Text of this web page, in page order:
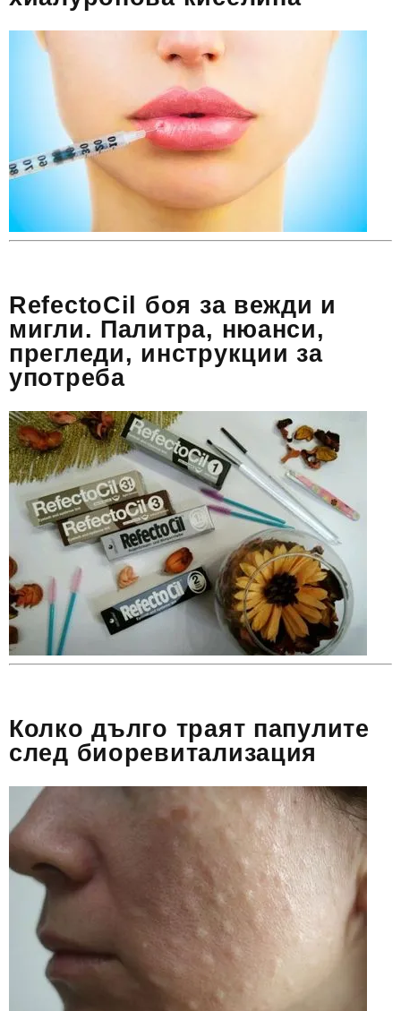
RefectoCil боя за вежди и
мигли. Палитра, нюанси,
прегледи, инструкции за
употреба
Колко дълго траят папулите
след биоревитализация